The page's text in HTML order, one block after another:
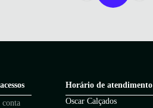
Horário de atendimento
Oscar Calçados